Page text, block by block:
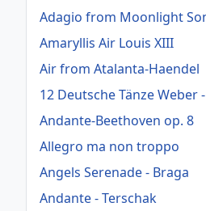
Adagio from Moonlight
Amaryllis Air Louis XIII
Air from Atalanta-Haendel
12 Deutsche Tänze Weber
Andante-Beethoven op. 8
Allegro ma non troppo
Angels Serenade - Braga
Andante - Terschak